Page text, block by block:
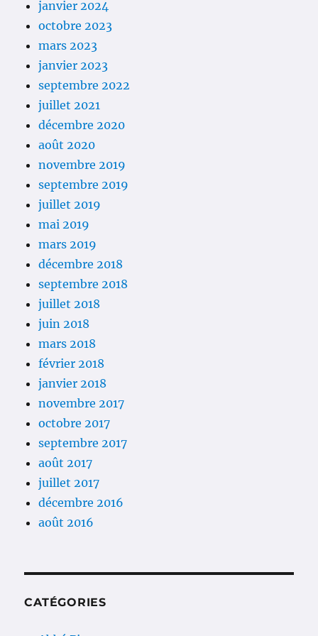
janvier 2024
octobre 2023
mars 2023
janvier 2023
septembre 2022
juillet 2021
décembre 2020
août 2020
novembre 2019
septembre 2019
juillet 2019
mai 2019
mars 2019
décembre 2018
septembre 2018
juillet 2018
juin 2018
mars 2018
février 2018
janvier 2018
novembre 2017
octobre 2017
septembre 2017
août 2017
juillet 2017
décembre 2016
août 2016
CATÉGORIES